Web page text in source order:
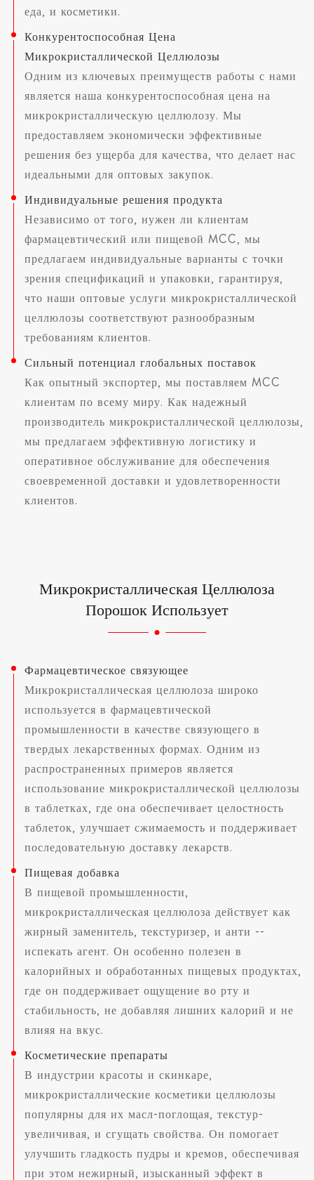
еда, и косметики.
Конкурентоспособная Цена
Микрокристаллической Целлюлозы
Одним из ключевых преимуществ работы с нами
является наша конкурентоспособная цена на
микрокристаллическую целлюлозу. Мы
предоставляем экономически эффективные
решения без ущерба для качества, что делает нас
идеальными для оптовых закупок.
Индивидуальные решения продукта
Независимо от того, нужен ли клиентам
фармацевтический или пищевой MCC, мы
предлагаем индивидуальные варианты с точки
зрения спецификаций и упаковки, гарантируя,
что наши оптовые услуги микрокристаллической
целлюлозы соответствуют разнообразным
требованиям клиентов.
Сильный потенциал глобальных поставок
Как опытный экспортер, мы поставляем MCC
клиентам по всему миру. Как надежный
производитель микрокристаллической целлюлозы,
мы предлагаем эффективную логистику и
оперативное обслуживание для обеспечения
своевременной доставки и удовлетворенности
клиентов.
Микрокристаллическая Целлюлоза
Порошок Использует
Фармацевтическое связующее
Микрокристаллическая целлюлоза широко
используется в фармацевтической
промышленности в качестве связующего в
твердых лекарственных формах. Одним из
распространенных примеров является
использование микрокристаллической целлюлозы
в таблетках, где она обеспечивает целостность
таблеток, улучшает сжимаемость и поддерживает
последовательную доставку лекарств.
Пищевая добавка
В пищевой промышленности,
микрокристаллическая целлюлоза действует как
жирный заменитель, текстуризер, и анти --
испекать агент. Он особенно полезен в
калорийных и обработанных пищевых продуктах,
где он поддерживает ощущение во рту и
стабильность, не добавляя лишних калорий и не
влияя на вкус.
Косметические препараты
В индустрии красоты и скинкаре,
микрокристаллические косметики целлюлозы
популярны для их масл-поглощая, текстур-
увеличивая, и сгущать свойства. Он помогает
улучшить гладкость пудры и кремов, обеспечивая
при этом нежирный, изысканный эффект в